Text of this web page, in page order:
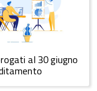
al 30 giugno